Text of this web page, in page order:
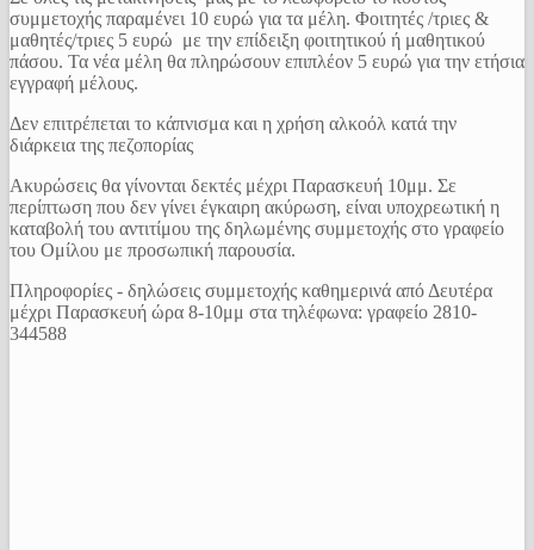
συμμετοχής παραμένει 10 ευρώ για τα μέλη. Φοιτητές /τριες &
μαθητές/τριες 5 ευρώ με την επίδειξη φοιτητικού ή μαθητικού
πάσου. Τα νέα μέλη θα πληρώσουν επιπλέον 5 ευρώ για την ετήσια
εγγραφή μέλους.
Δεν επιτρέπεται το κάπνισμα και η χρήση αλκοόλ κατά την
διάρκεια της πεζοπορίας
Ακυρώσεις θα γίνονται δεκτές μέχρι Παρασκευή 10μμ. Σε
περίπτωση που δεν γίνει έγκαιρη ακύρωση, είναι υποχρεωτική η
καταβολή του αντιτίμου της δηλωμένης συμμετοχής στο γραφείο
του Ομίλου με προσωπική παρουσία.
Πληροφορίες - δηλώσεις συμμετοχής καθημερινά από Δευτέρα
μέχρι Παρασκευή ώρα 8-10μμ στα τηλέφωνα: γραφείο 2810-
344588